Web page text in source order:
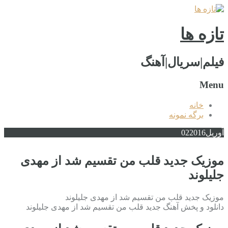
تازه ها
فیلم|سریال|آهنگ
Menu
خانه
برگه نمونه
آوریل 022016
موزیک جدید قلب من تقسیم شد از مهدی
جلیلوند
موزیک جدید قلب من تقسیم شد از مهدی جلیلوند
دانلود و پخش آهنگ جدید قلب من تقسیم شد از مهدی جلیلوند